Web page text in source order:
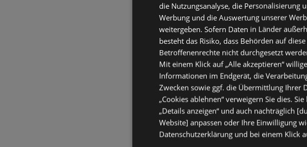
die Nutzungsanalyse, die Personalisierung
Werbung und die Auswertung unserer
weitergeben. Sofern Daten in Länder
besteht das Risiko, dass Behörden auf
Betroffenenrechte nicht durchgesetzt
Mit einem Klick auf „Alle akzeptieren“
Informationen im Endgerät, die
Zwecken sowie ggf. die Übermittlung Ihrer
„Cookies ablehnen“ verweigern Sie dies.
„Details anzeigen“ und auch nachträglich
Website] anpassen oder Ihre Einwilligung
Datenschutzerklärung und bei einem Klick